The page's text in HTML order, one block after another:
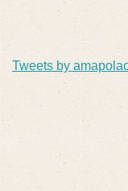
Tweets by